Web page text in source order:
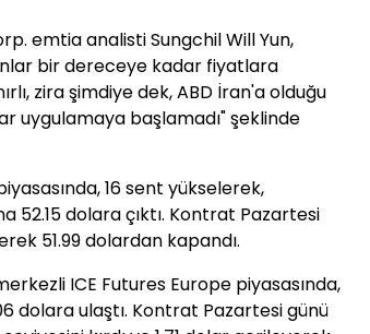
emtia analisti Sungchil Will Yun,
bir dereceye kadar fiyatlara
zira şimdiye dek, ABD İran'a olduğu
uygulamaya başlamadı" şeklinde
16 sent yükselerek,
52.15 dolara çıktı. Kontrat Pazartesi
51.99 dolardan kapandı.
ICE Futures Europe piyasasında,
dolara ulaştı. Kontrat Pazartesi günü